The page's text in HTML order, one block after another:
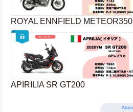
ROYAL ENNFIELD METEOR350
APIRILIA SR GT200